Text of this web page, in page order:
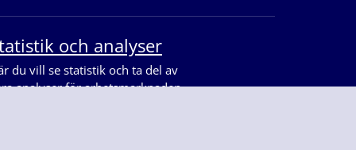
och analyser
du vill se statistik och ta del av
analyser för arbetsmarknaden